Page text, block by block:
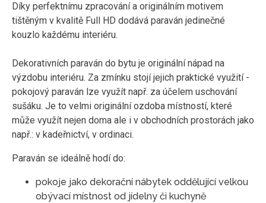
Díky perfektnímu zpracování a originálním motivem
tištěným v kvalitě Full HD dodává paraván jedinečné
kouzlo každému interiéru.
Dekorativních paraván do bytu je originální nápad na
výzdobu interiéru. Za zmínku stojí jejich praktické využití -
pokojový paraván lze využít např. za účelem uschování
sušáku. Je to velmi originální ozdoba místností, které
může využít nejen doma ale i v obchodních prostorách jako
např.: v kadeřnictví, v ordinaci.
Paraván se ideálně hodí do:
pokoje jako dekorační nábytek oddělující velkou
obývací místnost od jídelny či kuchyně